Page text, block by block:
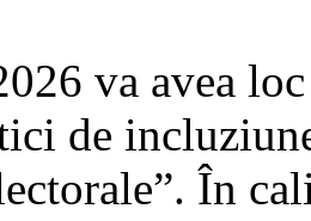
va avea
de
În